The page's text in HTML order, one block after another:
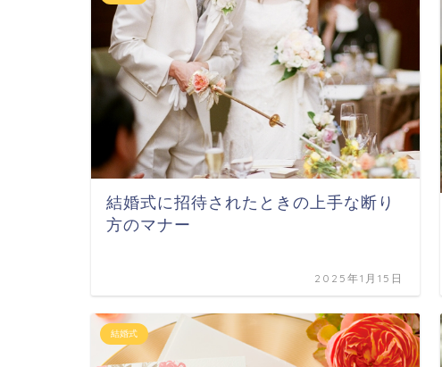
結婚式に招待されたときの上手な断り
方のマナー
2025年1月15日
結婚式